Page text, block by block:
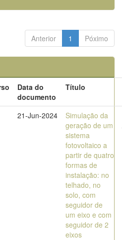
Anterior 1 Póximo
Data do
documento
Título
21-Jun-2024
Simulação da
geração de um
sistema
fotovoltaico a
partir de quatro
formas de
instalação: no
telhado, no
solo, com
seguidor de
um eixo e com
seguidor de 2
eixos